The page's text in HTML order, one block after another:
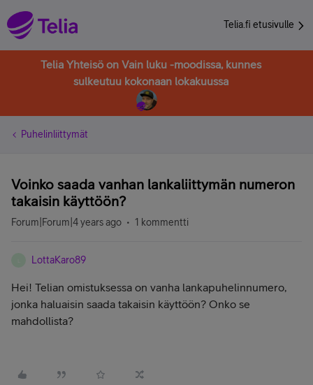
Telia.fi etusivulle
Telia Yhteisö on Vain luku -moodissa, kunnes
sulkeutuu kokonaan lokakuussa
Puhelinliittymät
Voinko saada vanhan lankaliittymän numeron
takaisin käyttöön?
Forum|Forum|4 years ago 1 kommentti
LottaKaro89
Hei! Telian omistuksessa on vanha lankapuhelinnumero,
jonka haluaisin saada takaisin käyttöön? Onko se
mahdollista?